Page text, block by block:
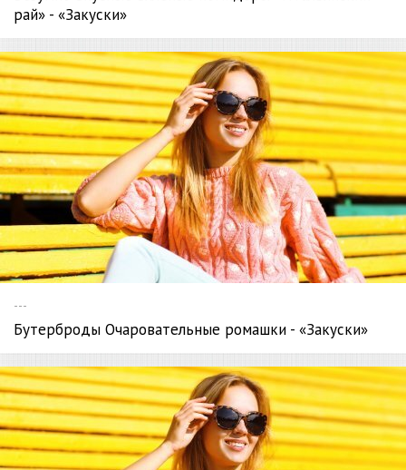
рай» - «Закуски»
---
Бутерброды Очаровательные ромашки - «Закуски»